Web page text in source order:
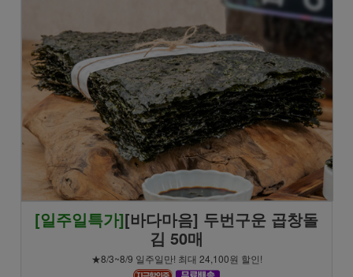
[일주일특가][바다마음] 두번구운 곱창돌
김 50매
★8/3~8/9 일주일만! 최대 24,100원 할인!